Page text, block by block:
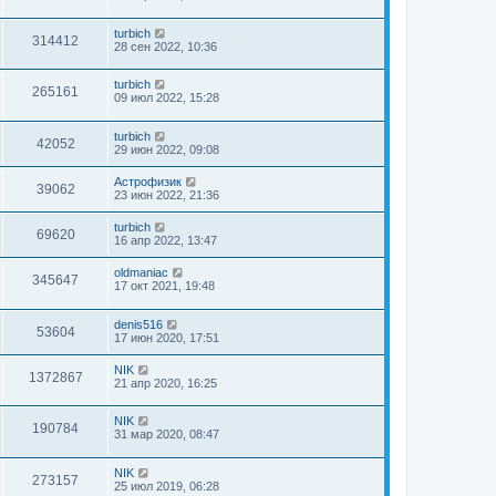
314412
turbich
28 сен 2022, 10:36
265161
turbich
09 июл 2022, 15:28
42052
turbich
29 июн 2022, 09:08
39062
Астрофизик
23 июн 2022, 21:36
69620
turbich
16 апр 2022, 13:47
345647
oldmaniac
17 окт 2021, 19:48
53604
denis516
17 июн 2020, 17:51
1372867
NIK
21 апр 2020, 16:25
190784
NIK
31 мар 2020, 08:47
273157
NIK
25 июл 2019, 06:28